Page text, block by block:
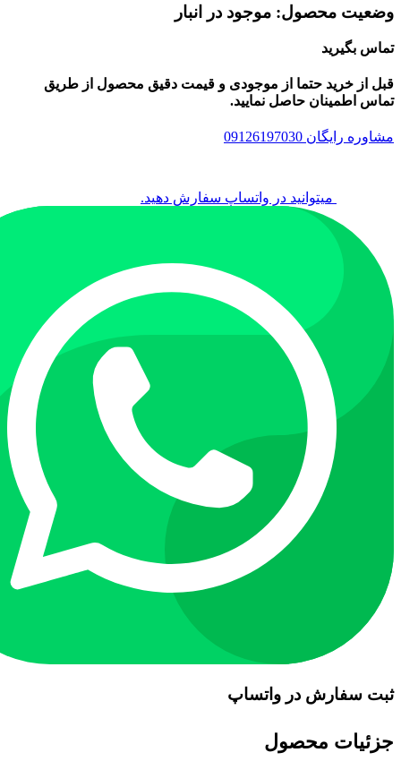
وضعیت محصول: موجود در انبار
تماس بگیرید
قبل از خرید حتما از موجودی و قیمت دقیق محصول از طریق
تماس اطمینان حاصل نمایید.
مشاوره رایگان 09126197030
میتوانید در واتساپ سفارش دهید.
ثبت سفارش در واتساپ
جزئیات محصول